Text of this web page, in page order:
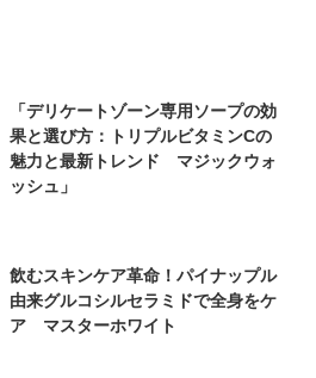
「デリケートゾーン専用ソープの効
果と選び方：トリプルビタミンCの
魅力と最新トレンド マジックウォ
ッシュ」
飲むスキンケア革命！パイナップル
由来グルコシルセラミドで全身をケ
ア マスターホワイト